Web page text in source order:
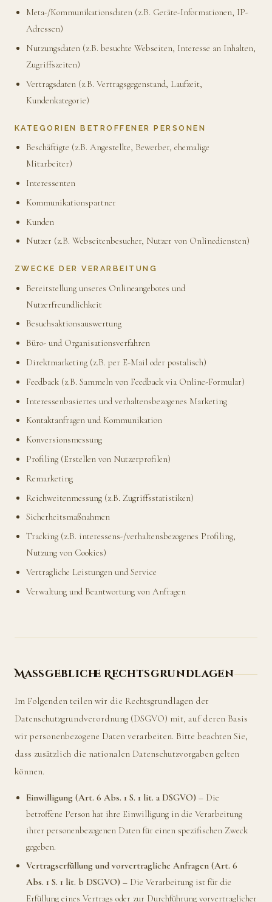
Meta-/Kommunikationsdaten (z.B. Geräte-Informationen, IP-
Adressen)
Nutzungsdaten (z.B. besuchte Webseiten, Interesse an Inhalten,
Zugriffszeiten)
Vertragsdaten (z.B. Vertragsgegenstand, Laufzeit,
Kundenkategorie)
KATEGORIEN BETROFFENER PERSONEN
Beschäftigte (z.B. Angestellte, Bewerber, ehemalige
Mitarbeiter)
Interessenten
Kommunikationspartner
Kunden
Nutzer (z.B. Webseitenbesucher, Nutzer von Onlinediensten)
ZWECKE DER VERARBEITUNG
Bereitstellung unseres Onlineangebotes und
Nutzerfreundlichkeit
Besuchsaktionsauswertung
Büro- und Organisationsverfahren
Direktmarketing (z.B. per E-Mail oder postalisch)
Feedback (z.B. Sammeln von Feedback via Online-Formular)
Interessenbasiertes und verhaltensbezogenes Marketing
Kontaktanfragen und Kommunikation
Konversionsmessung
Profiling (Erstellen von Nutzerprofilen)
Remarketing
Reichweitenmessung (z.B. Zugriffsstatistiken)
Sicherheitsmaßnahmen
Tracking (z.B. interessens-/verhaltensbezogenes Profiling,
Nutzung von Cookies)
Vertragliche Leistungen und Service
Verwaltung und Beantwortung von Anfragen
Maßgebliche Rechtsgrundlagen
Im Folgenden teilen wir die Rechtsgrundlagen der
Datenschutzgrundverordnung (DSGVO) mit, auf deren Basis
wir personenbezogene Daten verarbeiten. Bitte beachten Sie,
dass zusätzlich die nationalen Datenschutzvorgaben gelten
können.
Einwilligung (Art. 6 Abs. 1 S. 1 lit. a DSGVO) – Die
betroffene Person hat ihre Einwilligung in die Verarbeitung
ihrer personenbezogenen Daten für einen spezifischen Zweck
gegeben.
Vertragserfüllung und vorvertragliche Anfragen (Art. 6
Abs. 1 S. 1 lit. b DSGVO) – Die Verarbeitung ist für die
Erfüllung eines Vertrags oder zur Durchführung vorvertraglicher